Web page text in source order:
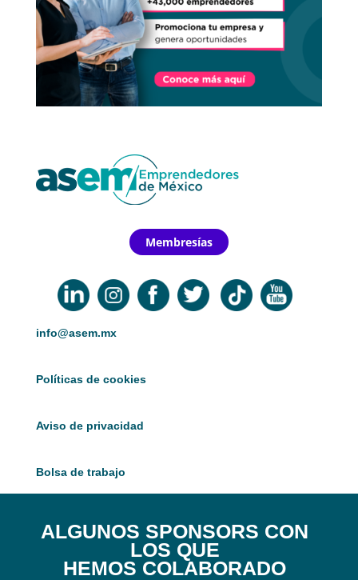
Membresías
info@asem.mx
Políticas de cookies
Aviso de privacidad
Bolsa de trabajo
ALGUNOS SPONSORS CON
LOS QUE
HEMOS COLABORADO